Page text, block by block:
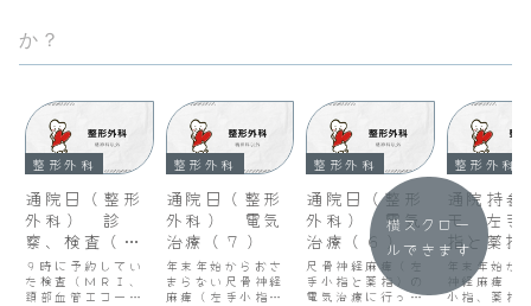
か？
整形外科
通院日（整形
外科） 診
察、検査（下
垂体の肥大）
９時に予約してい
た検査（ＭＲＩ、
頚部血管エコー）
整形外科
通院日（整形
外科） 電気
治療（７）
年末年始からおさ
まらない尺骨神経
麻痺（左手小指と
整形外科
通院日（整形
外科） 電気
治療（６）
尺骨神経麻痺（左
手小指と薬指）の
電気治療に行って
整形外科
通院持参
モ 左手
指と薬指
びれ
年末年始か
神経麻痺（
小指、薬指
横スクロー
ルできます